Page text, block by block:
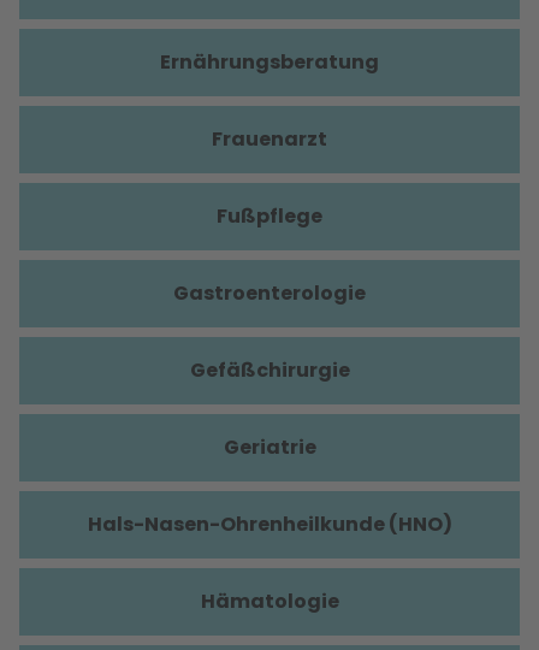
Ernährungsberatung
Frauenarzt
Fußpflege
Gastroenterologie
Gefäßchirurgie
Geriatrie
Hals-Nasen-Ohrenheilkunde (HNO)
Hämatologie